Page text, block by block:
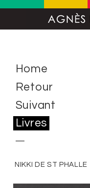
Home
Retour
Suivant
Livres
NIKKI DE ST PHALLE